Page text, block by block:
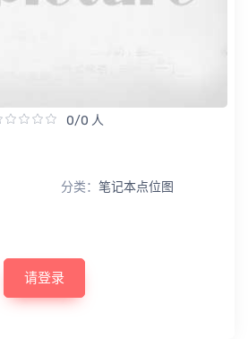
0/0 人
分类： 笔记本点位图
请登录